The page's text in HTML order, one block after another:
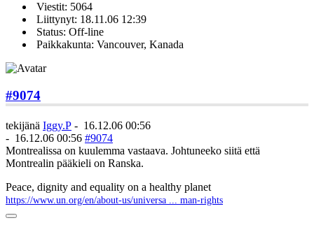
Viestit: 5064
Liittynyt: 18.11.06 12:39
Status: Off-line
Paikkakunta: Vancouver, Kanada
#9074
tekijänä Iggy.P - 16.12.06 00:56
- 16.12.06 00:56 #9074
Montrealissa on kuulemma vastaava. Johtuneeko siitä että
Montrealin pääkieli on Ranska.
Peace, dignity and equality on a healthy planet
https://www.un.org/en/about-us/universa ... man-rights